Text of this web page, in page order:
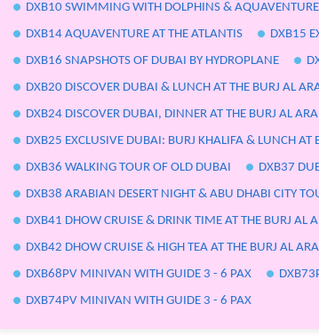
DXB10 SWIMMING WITH DOLPHINS & AQUAVENTURE
DXB14 AQUAVENTURE AT THE ATLANTIS
DXB15
DXB16 SNAPSHOTS OF DUBAI BY HYDROPLANE
DXB20 DISCOVER DUBAI & LUNCH AT THE BURJ AL
DXB24 DISCOVER DUBAI, DINNER AT THE BURJ AL
DXB25 EXCLUSIVE DUBAI: BURJ KHALIFA & LUNCH AT
DXB36 WALKING TOUR OF OLD DUBAI
DXB37
DXB38 ARABIAN DESERT NIGHT & ABU DHABI CITY
DXB41 DHOW CRUISE & DRINK TIME AT THE BURJ AL
DXB42 DHOW CRUISE & HIGH TEA AT THE BURJ AL
DXB68PV MINIVAN WITH GUIDE 3 - 6 PAX
DXB74PV MINIVAN WITH GUIDE 3 - 6 PAX